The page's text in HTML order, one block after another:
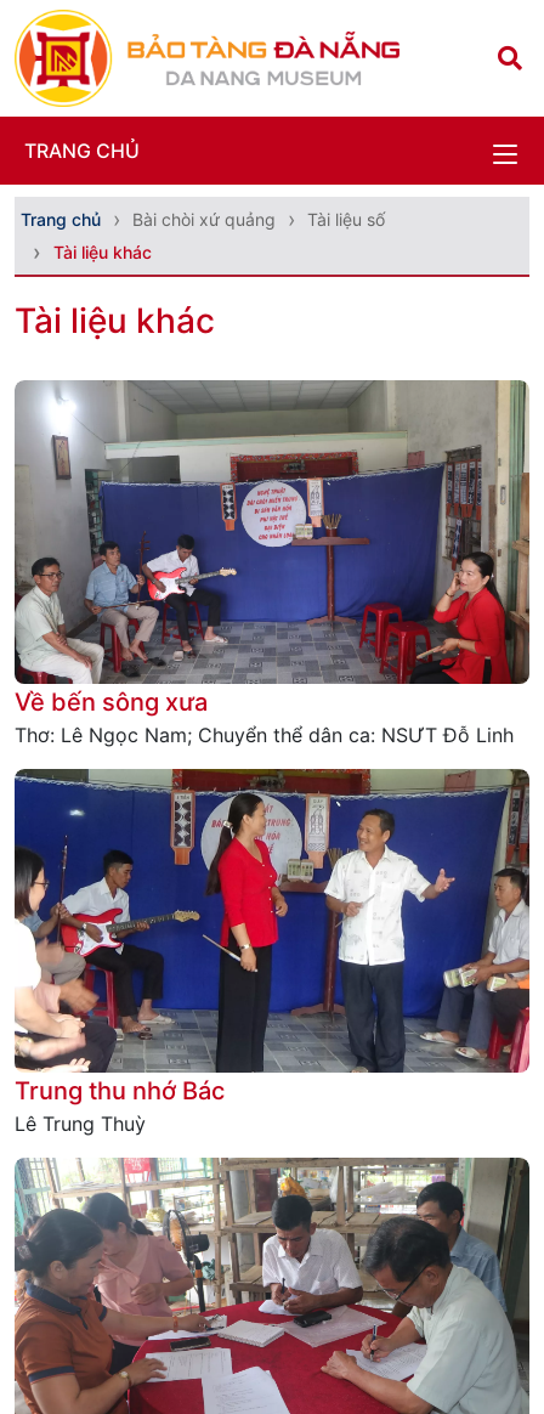
TRANG CHỦ
Trang chủ Bài chòi xứ quảng
Tài liệu số
Tài liệu khác
Tài liệu khác
Về bến sông xưa
Thơ: Lê Ngọc Nam; Chuyển thể dân ca: NSƯT Đỗ Linh
Trung thu nhớ Bác
Lê Trung Thuỳ